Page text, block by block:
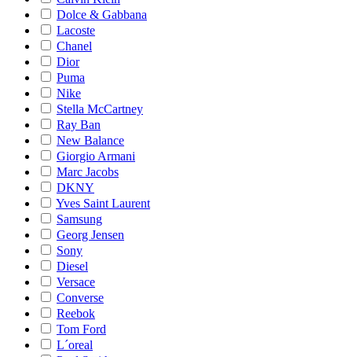
Dolce & Gabbana
Lacoste
Chanel
Dior
Puma
Nike
Stella McCartney
Ray Ban
New Balance
Giorgio Armani
Marc Jacobs
DKNY
Yves Saint Laurent
Samsung
Georg Jensen
Sony
Diesel
Versace
Converse
Reebok
Tom Ford
L´oreal